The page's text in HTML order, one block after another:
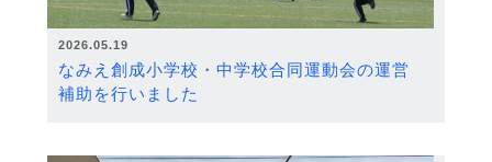
2026.05.19
なみえ創成小学校・中学校合同運動会の運営
補助を行いました